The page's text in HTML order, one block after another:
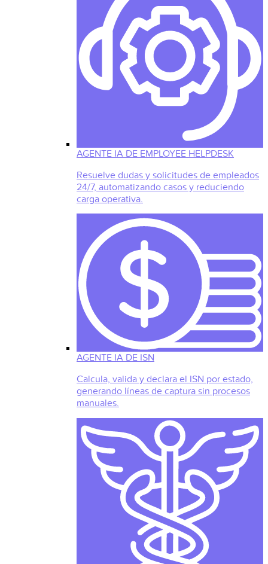
AGENTE IA DE EMPLOYEE HELPDESK
Resuelve dudas y solicitudes de empleados
24/7, automatizando casos y reduciendo
carga operativa.
AGENTE IA DE ISN
Calcula, valida y declara el ISN por estado,
generando líneas de captura sin procesos
manuales.